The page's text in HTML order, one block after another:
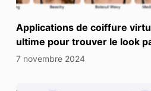
Applications de coiffure
ultime pour trouver le look
7 novembre 2024